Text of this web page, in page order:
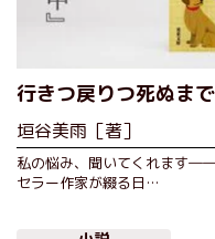
行きつ戻りつ死ぬま
垣谷美雨［著］
私の悩み、聞いてくれます
セラー作家が綴る日…